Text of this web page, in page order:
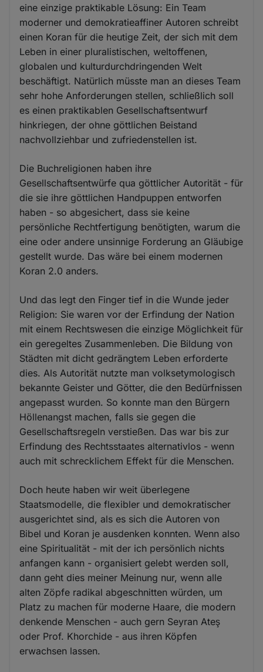
eine einzige praktikable Lösung: Ein Team
moderner und demokratieaffiner Autoren schreibt
einen Koran für die heutige Zeit, der sich mit dem
Leben in einer pluralistischen, weltoffenen,
globalen und kulturdurchdringenden Welt
beschäftigt. Natürlich müsste man an dieses Team
sehr hohe Anforderungen stellen, schließlich soll
es einen praktikablen Gesellschaftsentwurf
hinkriegen, der ohne göttlichen Beistand
nachvollziehbar und zufriedenstellen ist.
Die Buchreligionen haben ihre
Gesellschaftsentwürfe qua göttlicher Autorität - für
die sie ihre göttlichen Handpuppen entworfen
haben - so abgesichert, dass sie keine
persönliche Rechtfertigung benötigten, warum die
eine oder andere unsinnige Forderung an Gläubige
gestellt wurde. Das wäre bei einem modernen
Koran 2.0 anders.
Und das legt den Finger tief in die Wunde jeder
Religion: Sie waren vor der Erfindung der Nation
mit einem Rechtswesen die einzige Möglichkeit für
ein geregeltes Zusammenleben. Die Bildung von
Städten mit dicht gedrängtem Leben erforderte
dies. Als Autorität nutzte man volksetymologisch
bekannte Geister und Götter, die den Bedürfnissen
angepasst wurden. So konnte man den Bürgern
Höllenangst machen, falls sie gegen die
Gesellschaftsregeln verstießen. Das war bis zur
Erfindung des Rechtsstaates alternativlos - wenn
auch mit schrecklichem Effekt für die Menschen.
Doch heute haben wir weit überlegene
Staatsmodelle, die flexibler und demokratischer
ausgerichtet sind, als es sich die Autoren von
Bibel und Koran je ausdenken konnten. Wenn also
eine Spiritualität - mit der ich persönlich nichts
anfangen kann - organisiert gelebt werden soll,
dann geht dies meiner Meinung nur, wenn alle
alten Zöpfe radikal abgeschnitten würden, um
Platz zu machen für moderne Haare, die modern
denkende Menschen - auch gern Seyran Ateş
oder Prof. Khorchide - aus ihren Köpfen
erwachsen lassen.